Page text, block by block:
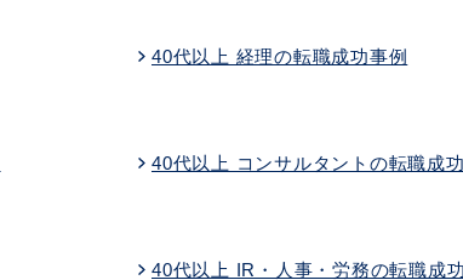
40代以上 経理の転職成功事例
40代以上 コンサルタントの転職成
40代以上 IR・人事・労務の転職成